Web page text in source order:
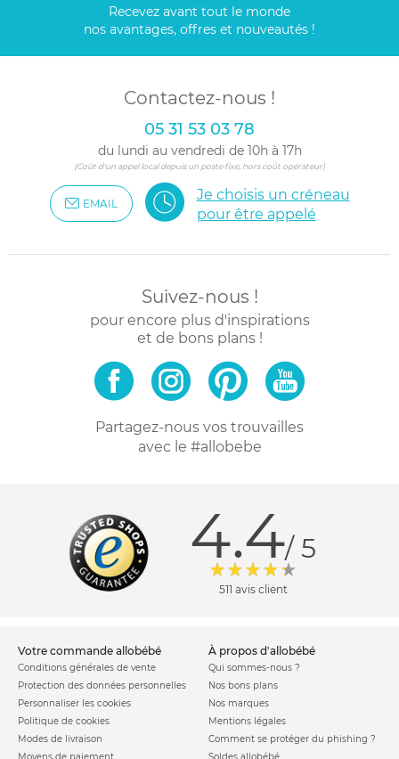
Recevez avant tout le monde
nos avantages, offres et nouveautés !
Contactez-nous !
05 31 53 03 78
du lundi au vendredi de 10h à 17h
(Coût d'un appel local depuis un poste fixe, hors coût opérateur)
EMAIL
Je choisis un créneau
pour être appelé
Suivez-nous !
pour encore plus d'inspirations
et de bons plans !
Partagez-nous vos trouvailles
avec le #allobebe
4.4/ 5
511 avis client
votre commande allobébé
Conditions générales de vente
Protection des données personnelles
Personnaliser les cookies
Politique de cookies
Modes de livraison
à propos d'allobébé
Qui sommes-nous ?
Nos bons plans
Nos marques
Mentions légales
Comment se protéger du phishing ?